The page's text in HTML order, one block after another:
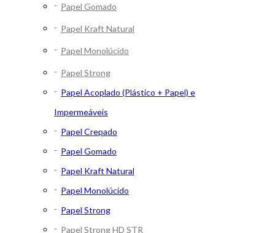
Papel Gomado
Papel Kraft Natural
Papel Monolúcido
Papel Strong
Papel Acoplado (Plástico + Papel) e
Impermeáveis
Papel Crepado
Papel Gomado
Papel Kraft Natural
Papel Monolúcido
Papel Strong
Papel Strong HD STR